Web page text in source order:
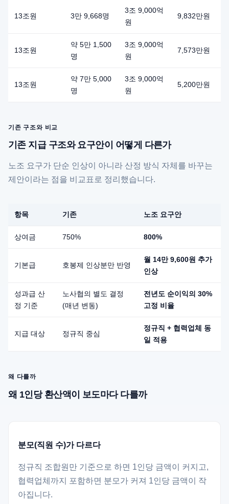
13조원 3만 9,668명
3조 9,000억
원
9,832만원
13조원
약 5만 1,500
명
3조 9,000억
원
7,573만원
13조원
약 7만 5,000
명
3조 9,000억
원
5,200만원
기존 구조와 비교
기존 지급 구조와 요구안이 어떻게 다른가
노조 요구가 단순 인상이 아니라 산정 방식 자체를 바꾸는
제안이라는 점을 비교표로 정리했습니다.
항목 기존 노조 요구안
상여금 750% 800%
기본급 호봉제 인상분만 반영
월 14만 9,600원 추가
인상
성과급 산
정 기준
노사협의 별도 결정
(매년 변동)
전년도 순이익의 30%
고정 비율
지급 대상 정규직 중심
정규직 + 협력업체 동
일 적용
왜 다를까
왜 1인당 환산액이 보도마다 다를까
분모(직원 수)가 다르다
정규직 조합원만 기준으로 하면 1인당 금액이 커지고,
협력업체까지 포함하면 분모가 커져 1인당 금액이 작
아집니다.